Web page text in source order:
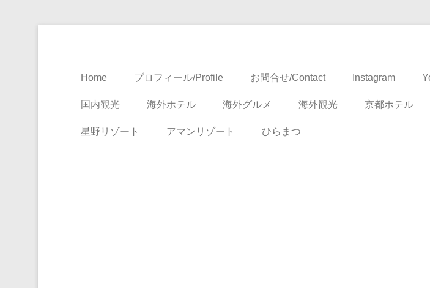
Home プロフィール/Profile お問合せ/Contact Instagram
国内観光 海外ホテル 海外グルメ 海外観光 京都ホテル
星野リゾート アマンリゾート ひらまつ